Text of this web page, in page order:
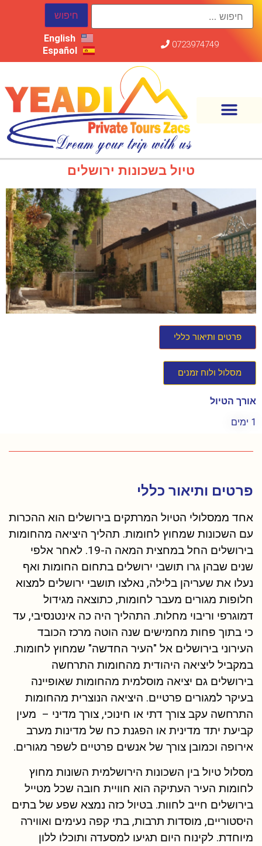
0723974749
English
Español
טיול בשכונות ירושלים
פרטים ותיאור כללי
מסלול ולוח זמנים
אורך הטיול
1 ימים
פרטים ותיאור כללי
אחד ממסלולי הטיול המרתקים בירושלים הוא ההכרות
עם השכונות שמחוץ לחומות. תהליך היציאה מהחומות
בירושלים החל במחצית המאה ה-19. לאחר אלפי
שנים שבהן גרו תושבי ירושלים בתחום החומות ואף
נעלו את שעריהן בלילה, נאלצו תושבי ירושלים למצוא
חלופות מגורים מעבר לחומות, כתוצאה מגידול
דמוגרפי וריבוי מחלות. התהליך היה כה אינטנסיבי, עד
כי בתוך פחות מחמישים שנה הוטה מרכז הכובד
העירוני בירושלים אל "העיר החדשה" שמחוץ לחומות.
במקביל ליציאה היהודית מהחומות התרחשה
בירושלים גם יציאה מוסלמית מהחומות שאופיינה
בעיקר למגורים פרטיים. היציאה הנוצרית מהחומות
התרחשה עקב צורך דתי או חינוכי, צורך מדיני – מעין
קביעת יתד מדינית או הפגנת כח של מדינות מערב
אירופה וכמובן צורך של אנשים פרטיים לשפר מגורים.
מסלול טיול בין השכונות הירושלמית השונות מחוץ
לחומות העיר העתיקה הוא חוויית חובה שכל מטייל
בירושלים חייב לחוות. בטיול כזה נמצא שפע של בתים
היסטוריים, מוסדות תרבות, בתי קפה נעימים ואווירה
מיוחדת. לקינוח היום תגיעו למסעדה ותוכלו ללון